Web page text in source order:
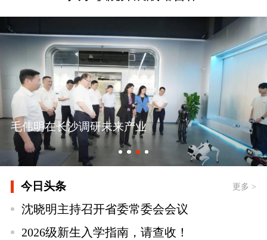
新时代教育媒体高质量发展新路径
省广电局赴节目制作现场开展安全生产专项检
查
关于在全省中小学开展红色文化知识答题活动
的通知
毛伟明在长沙调研未来产业
今日头条 更多 >
沈晓明主持召开省委常委会会议
2026级新生入学指南，请查收！